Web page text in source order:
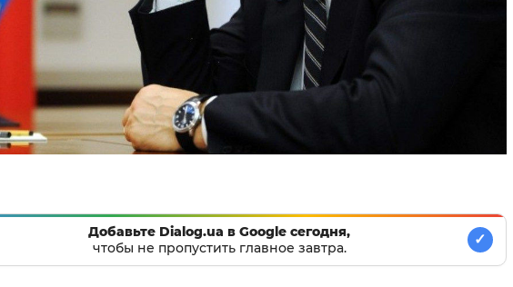
Добавьте Dialog.ua в Google сегодня,
чтобы не пропустить главное завтра.
✓